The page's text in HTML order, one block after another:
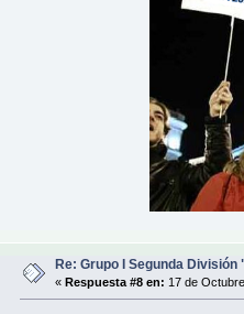
Re: Grupo I Segunda División
«Respuesta #8 en: 17 de